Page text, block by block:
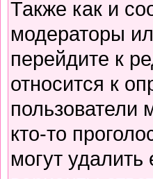
Также как и
модераторы
перейдите к
относится к
пользователи
кто-то
могут